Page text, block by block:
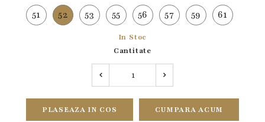
51 52 53 55 56 57 59 61
In Stoc
Cantitate
PLASEAZA IN COS CUMPARA ACUM